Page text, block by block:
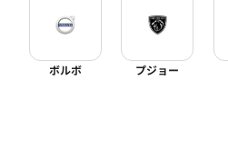
ボルボ プジョー